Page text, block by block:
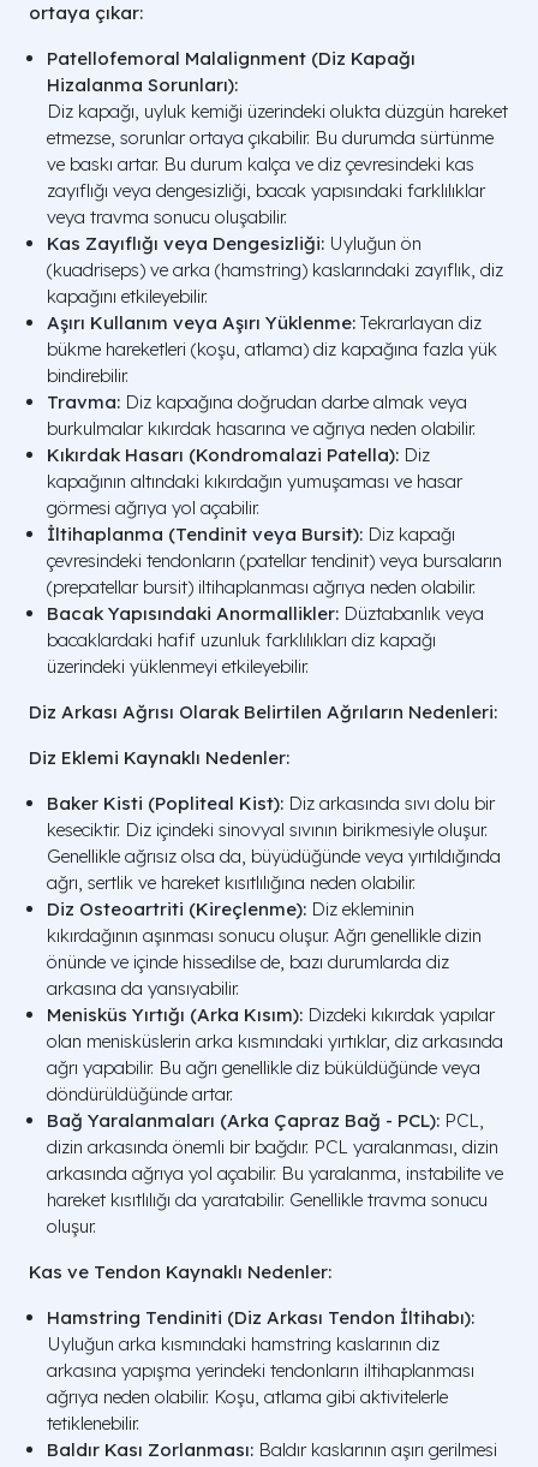
ortaya çıkar:
Patellofemoral Malalignment (Diz Kapağı
Hizalanma Sorunları):
Diz kapağı, uyluk kemiği üzerindeki olukta düzgün hareket
etmezse, sorunlar ortaya çıkabilir. Bu durumda sürtünme
ve baskı artar. Bu durum kalça ve diz çevresindeki kas
zayıflığı veya dengesizliği, bacak yapısındaki farklılıklar
veya travma sonucu oluşabilir.
Kas Zayıflığı veya Dengesizliği: Uyluğun ön
(kuadriseps) ve arka (hamstring) kaslarındaki zayıflık, diz
kapağını etkileyebilir.
Aşırı Kullanım veya Aşırı Yüklenme: Tekrarlayan diz
bükme hareketleri (koşu, atlama) diz kapağına fazla yük
bindirebilir.
Travma: Diz kapağına doğrudan darbe almak veya
burkulmalar kıkırdak hasarına ve ağrıya neden olabilir.
Kıkırdak Hasarı (Kondromalazi Patella): Diz
kapağının altındaki kıkırdağın yumuşaması ve hasar
görmesi ağrıya yol açabilir.
İltihaplanma (Tendinit veya Bursit): Diz kapağı
çevresindeki tendonların (patellar tendinit) veya bursaların
(prepatellar bursit) iltihaplanması ağrıya neden olabilir.
Bacak Yapısındaki Anormallikler: Düztabanlık veya
bacaklardaki hafif uzunluk farklılıkları diz kapağı
üzerindeki yüklenmeyi etkileyebilir.
Diz Arkası Ağrısı Olarak Belirtilen Ağrıların Nedenleri:
Diz Eklemi Kaynaklı Nedenler:
Baker Kisti (Popliteal Kist): Diz arkasında sıvı dolu bir
keseciktir. Diz içindeki sinovyal sıvının birikmesiyle oluşur.
Genellikle ağrısız olsa da, büyüdüğünde veya yırtıldığında
ağrı, sertlik ve hareket kısıtlılığına neden olabilir.
Diz Osteoartriti (Kireçlenme): Diz ekleminin
kıkırdağının aşınması sonucu oluşur. Ağrı genellikle dizin
önünde ve içinde hissedilse de, bazı durumlarda diz
arkasına da yansıyabilir.
Menisküs Yırtığı (Arka Kısım): Dizdeki kıkırdak yapılar
olan menisküslerin arka kısmındaki yırtıklar, diz arkasında
ağrı yapabilir. Bu ağrı genellikle diz büküldüğünde veya
döndürüldüğünde artar.
Bağ Yaralanmaları (Arka Çapraz Bağ - PCL): PCL,
dizin arkasında önemli bir bağdır. PCL yaralanması, dizin
arkasında ağrıya yol açabilir. Bu yaralanma, instabilite ve
hareket kısıtlılığı da yaratabilir. Genellikle travma sonucu
oluşur.
Kas ve Tendon Kaynaklı Nedenler:
Hamstring Tendiniti (Diz Arkası Tendon İltihabı):
Uyluğun arka kısmındaki hamstring kaslarının diz
arkasına yapışma yerindeki tendonların iltihaplanması
ağrıya neden olabilir. Koşu, atlama gibi aktivitelerle
tetiklenebilir.
Baldır Kası Zorlanması: Baldır kaslarının aşırı gerilmesi